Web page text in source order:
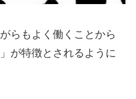
らもよく働くことから
が特徴とされるように